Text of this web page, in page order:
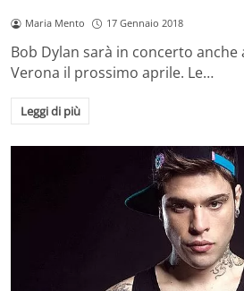
Maria Mento 17 Gennaio 2018
Bob Dylan sarà in concerto anche
Verona il prossimo aprile. Le…
Leggi di più